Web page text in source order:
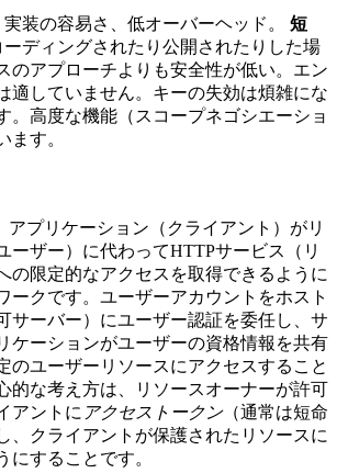
装の容易さ、低オーバーヘッド。 短
ディングされたり公開されたりした場
のアプローチよりも安全性が低い。エン
適していません。キーの失効は煩雑にな
。高度な機能（スコープネゴシエーショ
ます。
アプリケーション（クライアント）がリ
ーザー）に代わってHTTPサービス（リ
の限定的なアクセスを取得できるように
ークです。ユーザーアカウントをホスト
サーバー）にユーザー認証を委任し、サ
ケーションがユーザーの資格情報を共有
のユーザーリソースにアクセスすること
的な考え方は、リソースオーナーが許可
アントに アクセストークン（通常は短命
、クライアントが保護されたリソースに
にすることです。